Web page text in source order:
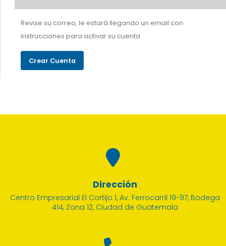
Revise su correo, le estará llegando un email con
instrucciones para activar su cuenta
Dirección
Centro Empresarial El Cortijo 1, Av. Ferrocarril 19-97, Bodega
414, Zona 12, Ciudad de Guatemala